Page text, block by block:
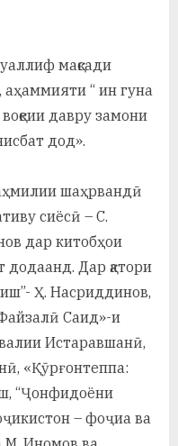
мақсади
аҳаммияти “ ин гуна
давру замони
дод».
шаҳрвандӣ
сиёсӣ – С.
дар китобҳои
Дар қатори
Ҳ. Насриддинов,
Саид»-и
Истаравшанӣ,
«Қӯрғонтеппа:
“Ҷонфидоёни
– фоҷиа ва